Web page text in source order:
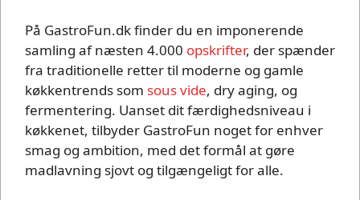
På GastroFun.dk finder du en imponerende
samling af næsten 4.000 opskrifter, der spænder
fra traditionelle retter til moderne og gamle
køkkentrends som sous vide, dry aging, og
fermentering. Uanset dit færdighedsniveau i
køkkenet, tilbyder GastroFun noget for enhver
smag og ambition, med det formål at gøre
madlavning sjovt og tilgængeligt for alle.